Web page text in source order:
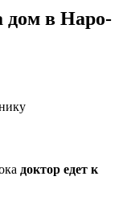
дом в Наро-
доктор едет к